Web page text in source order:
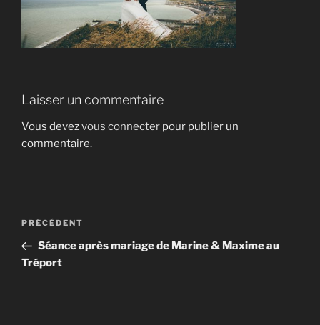
Laisser un commentaire
Vous devezvous connecter pour publier un
commentaire.
Navigation
l’article
Article
précédent
PRÉCÉDENT
Séance après mariage de Marine & Maxime au
Tréport